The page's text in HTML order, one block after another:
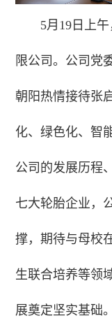
5月19日上
限公司。公司党
朝阳热情接待张
化、绿色化、智
公司的发展历程
七大轮胎企业，
撑，期待与母校
生联合培养等领
展奠定坚实基础。